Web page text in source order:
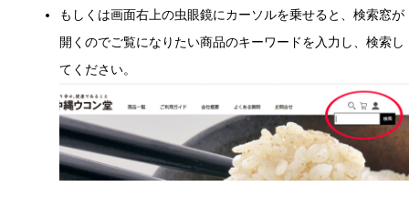
もしくは画面右上の虫眼鏡にカーソルを乗せると、検索窓が
開くのでご覧になりたい商品のキーワードを入力し、検索し
てください。